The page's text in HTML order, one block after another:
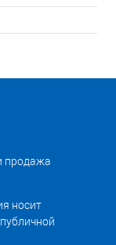
продажа
носит